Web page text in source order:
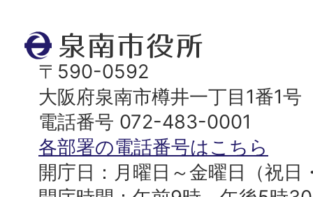
泉
南
市
役
所
〒590-0592
大阪府泉南市樽井一丁目1番1号
電話番号 072-483-0001
各部署の電話番号はこちら
開庁日：月曜日～金曜日（祝日